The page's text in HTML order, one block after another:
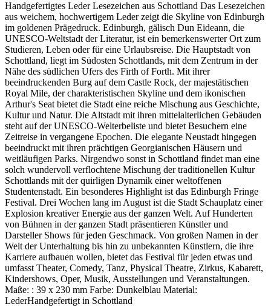
Handgefertigtes Leder Lesezeichen aus Schottland Das Lesezeichen
aus weichem, hochwertigem Leder zeigt die Skyline von Edinburgh
im goldenen Prägedruck. Edinburgh, gälisch Dun Eideann, die
UNESCO-Weltstadt der Literatur, ist ein bemerkenswerter Ort zum
Studieren, Leben oder für eine Urlaubsreise. Die Hauptstadt von
Schottland, liegt im Südosten Schottlands, mit dem Zentrum in der
Nähe des südlichen Ufers des Firth of Forth. Mit ihrer
beeindruckenden Burg auf dem Castle Rock, der majestätischen
Royal Mile, der charakteristischen Skyline und dem ikonischen
Arthur's Seat bietet die Stadt eine reiche Mischung aus Geschichte,
Kultur und Natur. Die Altstadt mit ihren mittelalterlichen Gebäuden
steht auf der UNESCO-Welterbeliste und bietet Besuchern eine
Zeitreise in vergangene Epochen. Die elegante Neustadt hingegen
beeindruckt mit ihren prächtigen Georgianischen Häusern und
weitläufigen Parks. Nirgendwo sonst in Schottland findet man eine
solch wundervoll verflochtene Mischung der traditionellen Kultur
Schottlands mit der quirligen Dynamik einer weltoffenen
Studentenstadt. Ein besonderes Highlight ist das Edinburgh Fringe
Festival. Drei Wochen lang im August ist die Stadt Schauplatz einer
Explosion kreativer Energie aus der ganzen Welt. Auf Hunderten
von Bühnen in der ganzen Stadt präsentieren Künstler und
Darsteller Shows für jeden Geschmack. Von großen Namen in der
Welt der Unterhaltung bis hin zu unbekannten Künstlern, die ihre
Karriere aufbauen wollen, bietet das Festival für jeden etwas und
umfasst Theater, Comedy, Tanz, Physical Theatre, Zirkus, Kabarett,
Kindershows, Oper, Musik, Ausstellungen und Veranstaltungen.
Maße: : 39 x 230 mm Farbe: Dunkelblau Material:
LederHandgefertigt in Schottland